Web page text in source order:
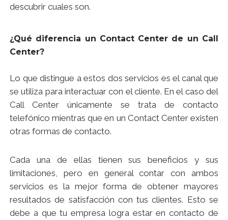
descubrir cuales son.
¿Qué diferencia un Contact Center de un Call
Center?
Lo que distingue a estos dos servicios es el canal que
se utiliza para interactuar con el cliente. En el caso del
Call Center únicamente se trata de contacto
telefónico mientras que en un Contact Center existen
otras formas de contacto.
Cada una de ellas tienen sus beneficios y sus
limitaciones, pero en general contar con ambos
servicios es la mejor forma de obtener mayores
resultados de satisfacción con tus clientes. Esto se
debe a que tu empresa logra estar en contacto de